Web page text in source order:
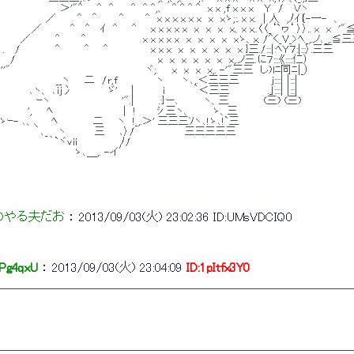
　 ^　^ ^,、　^ ^ ^ ^　x x ,f x x x　 Y　/　 Ｖヽ
　　^　　　^　x x x x x x　x　xゝ;:. x x.　| 人　,ﾉｲ｛-一-　、
ｲ　^　　^　　x x x x x　x　x　x　x、x x..〈〈_‘`ヮ‘ 〉〉.. x　x　
　　　　　　　　x x x x x　x　x　x　x　xゝ、x. /^く_V_>ﾍ._,.ノ､_,.≦三
　 ^　　^　　　　　　x x x　x　x　x　x　x　x }三./:::|:ﾍY７:|:::〉.三三
　　　　　　　　　　　x　x　x　x　x　x　x,.ノ三.に７::::《:::::仁）
　　　　　　　　　　　　　　ヾ;.　　x　x　x　x,. -'"三三　し)lﾆ同ﾆ|_）
　　　　__ヽ　　二　/r,f　　　　　 ヽ　　 ヽ､,.＜三三三　　　　 j::::| |:::|
　　､ヽ、 ､ij冫　　　　　ゞ' 　 |　　　　i　　　　｀＜三三　　 　 　 .｣::::| |:::|
　　ｰヽ　　　　　　　　　　'".|　　　 .:}ー､　　　 ヽ、三　　　 　 (三) (三)
　　　　　　　 　 |　!　　　ｼ 三ヽ、　　　ゝ、三
　　　　二　　ヽ　!_,.＞' 三三三ｿヽ､!ゝ､!`三
　三　　､〉/　　　　　　　三三三三三
　　　　　ﾉ/
,. -イ′
やる夫だお ： 2013/09/03(火) 23:02:36 ID:UMsVDCIQ0
： 2013/09/03(火) 23:04:09 ID:1pItfx3Y0